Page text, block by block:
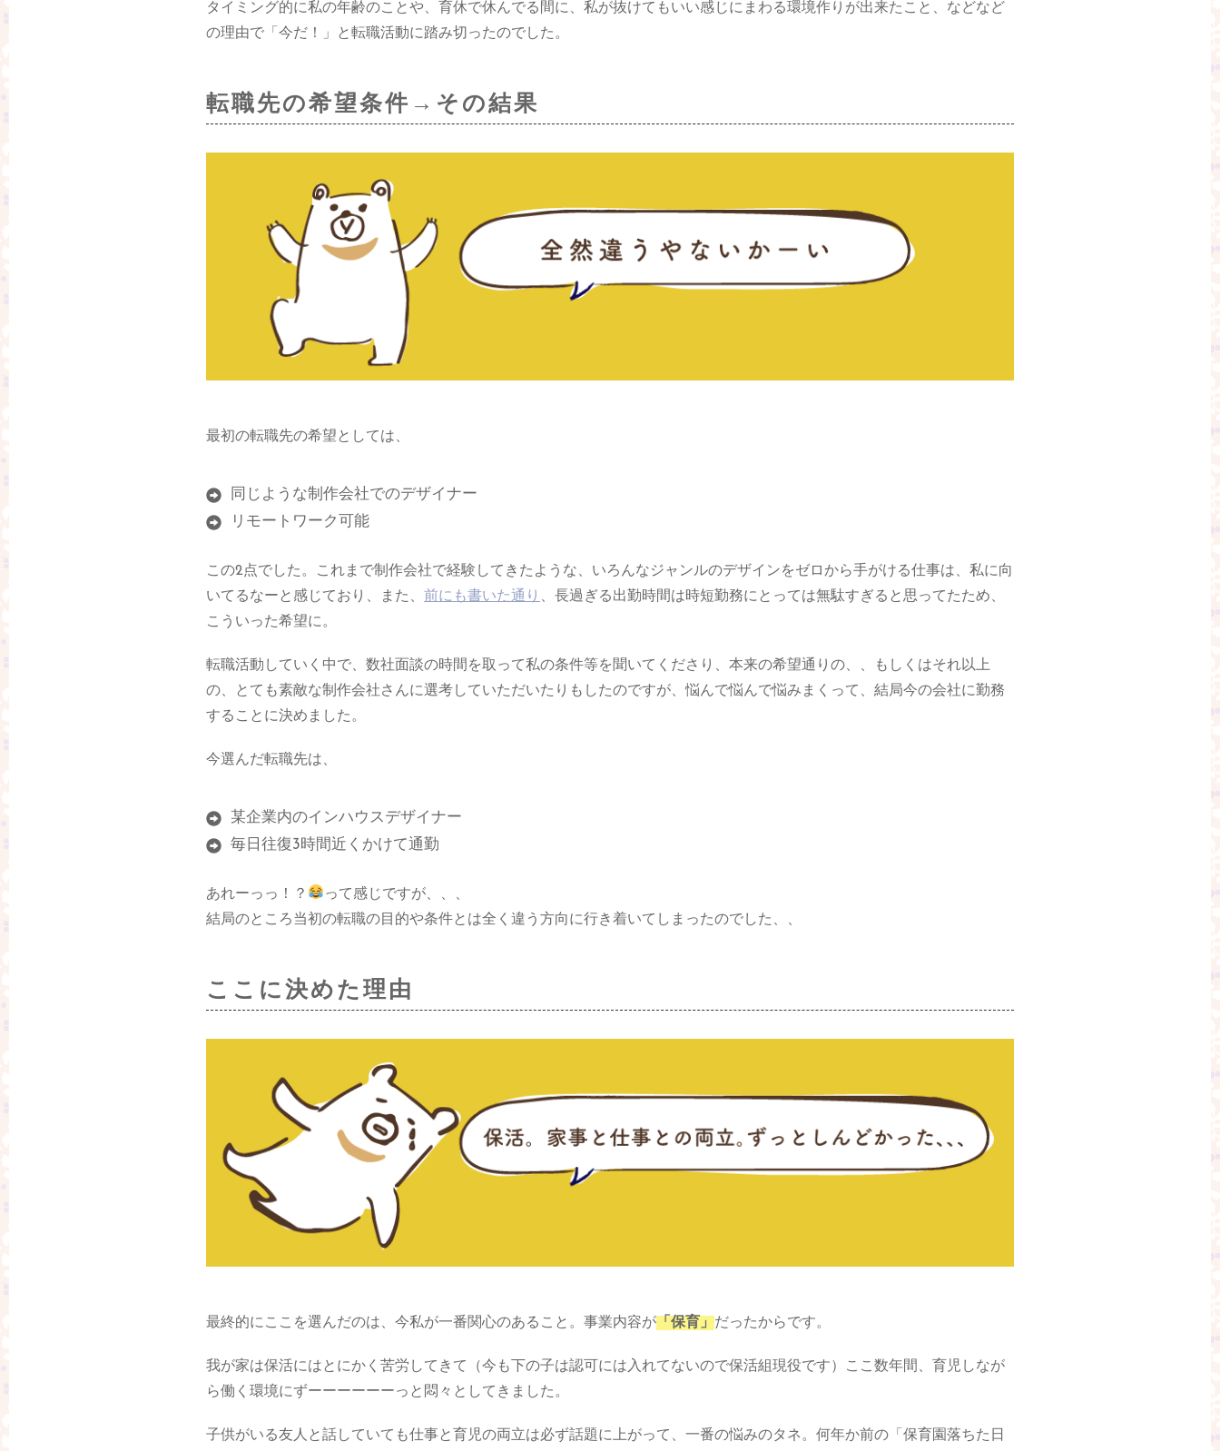
タイミング的に私の年齢のことや、育休で休んでる間に、私が抜けてもいい感じにまわる環境作りが出来たこと、などなど
の理由で「今だ！」と転職活動に踏み切ったのでした。
転職先の希望条件→その結果
最初の転職先の希望としては、
同じような制作会社でのデザイナー
リモートワーク可能
この2点でした。これまで制作会社で経験してきたような、いろんなジャンルのデザインをゼロから手がける仕事は、私に向
いてるなーと感じており、また、 前にも書いた通り 、長過ぎる出勤時間は時短勤務にとっては無駄すぎると思ってたため、
こういった希望に。
転職活動していく中で、数社面談の時間を取って私の条件等を聞いてくださり、本来の希望通りの、、もしくはそれ以上
の、とても素敵な制作会社さんに選考していただいたりもしたのですが、悩んで悩んで悩みまくって、結局今の会社に勤務
することに決めました。
今選んだ転職先は、
某企業内のインハウスデザイナー
毎日往復3時間近くかけて通勤
あれーっっ！？
って感じですが、、、
結局のところ当初の転職の目的や条件とは全く違う方向に行き着いてしまったのでした、、
ここに決めた理由
最終的にここを選んだのは、今私が一番関心のあること。事業内容が 「保育」 だったからです。
我が家は保活にはとにかく苦労してきて（今も下の子は認可には入れてないので保活組現役です）ここ数年間、育児しなが
ら働く環境にずーーーーーーっと悶々としてきました。
子供がいる友人と話していても仕事と育児の両立は必ず話題に上がって、一番の悩みのタネ。何年か前の「保育園落ちた日